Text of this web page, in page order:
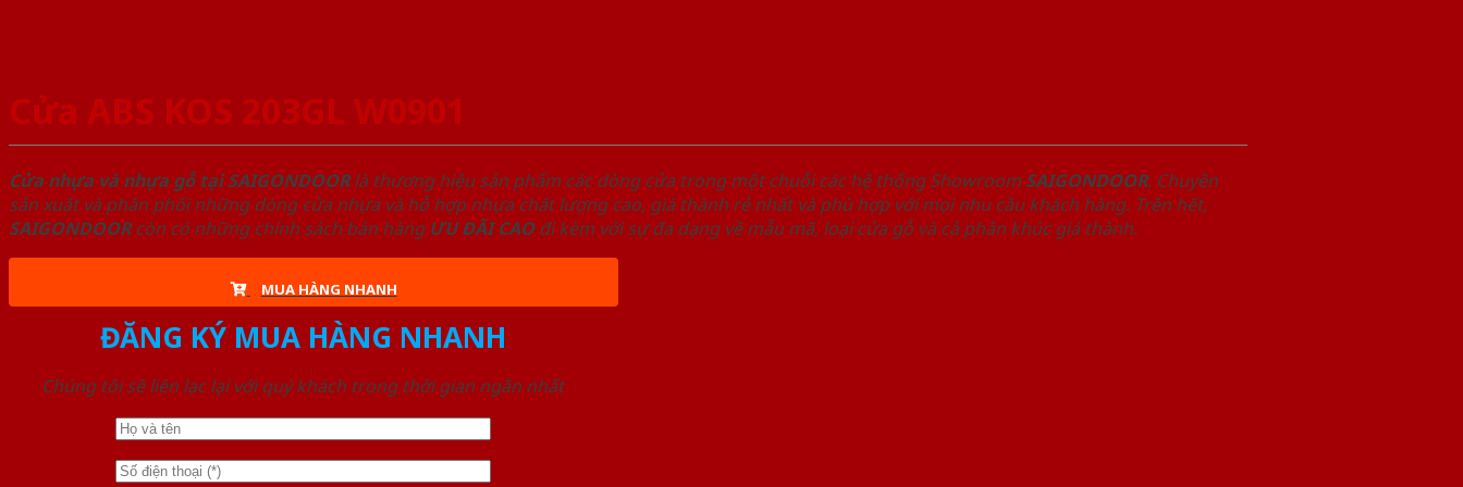
Cửa ABS KOS 203GL W0901
Cửa nhựa và nhựa gỗ tại SAIGONDOORlà thương hiệu sản phẩm các dòng cửa trong một chuỗi các hệ thống Showroom SAIGONDOOR. Chuyên
sản xuất và phân phối những dòng cửa nhựa và hỗ hợp nhựa chất lượng cao, giá thành rẻ nhất và phù hợp với mọi nhu cầu khách hàng. Trên hết,
SAIGONDOORcòn có những chính sách bán hàng ƯU ĐÃI CAOđi kèm với sự đa dạng về mẫu mã, loại cửa gỗ và cả phân khúc giá thành.
MUA HÀNG NHANH
ĐĂNG KÝ MUA HÀNG NHANH
Chúng tôi sẽ liên lạc lại với quý khách trong thời gian ngắn nhất